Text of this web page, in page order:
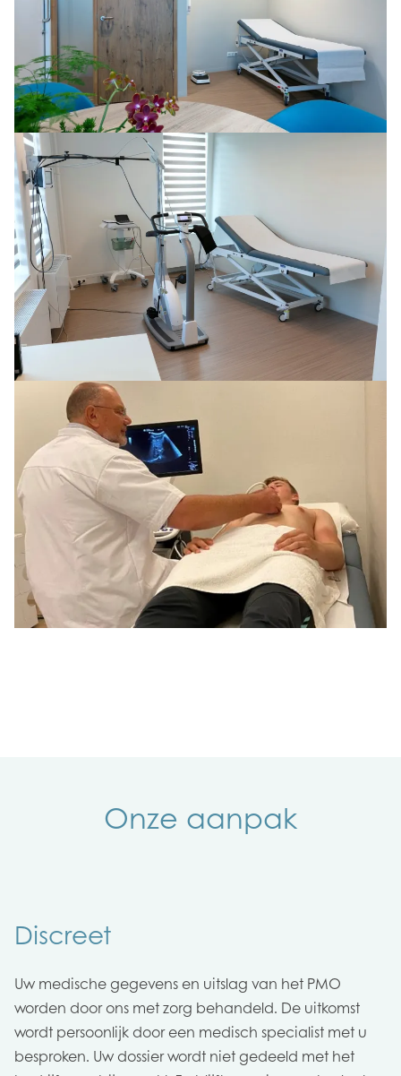
Onze aanpak
Discreet
Uw medische gegevens en uitslag van het PMO
worden door ons met zorg behandeld. De uitkomst
wordt persoonlijk door een medisch specialist met u
besproken. Uw dossier wordt niet gedeeld met het